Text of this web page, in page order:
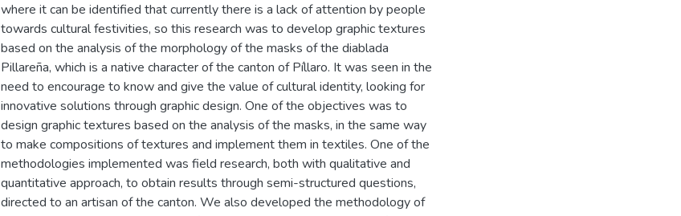
where it can be identified that currently there is a lack of attention by people
towards cultural festivities, so this research was to develop graphic textures
based on the analysis of the morphology of the masks of the diablada
Pillareña, which is a native character of the canton of Píllaro. It was seen in the
need to encourage to know and give the value of cultural identity, looking for
innovative solutions through graphic design. One of the objectives was to
design graphic textures based on the analysis of the masks, in the same way
to make compositions of textures and implement them in textiles. One of the
methodologies implemented was field research, both with qualitative and
quantitative approach, to obtain results through semi-structured questions,
directed to an artisan of the canton. We also developed the methodology of